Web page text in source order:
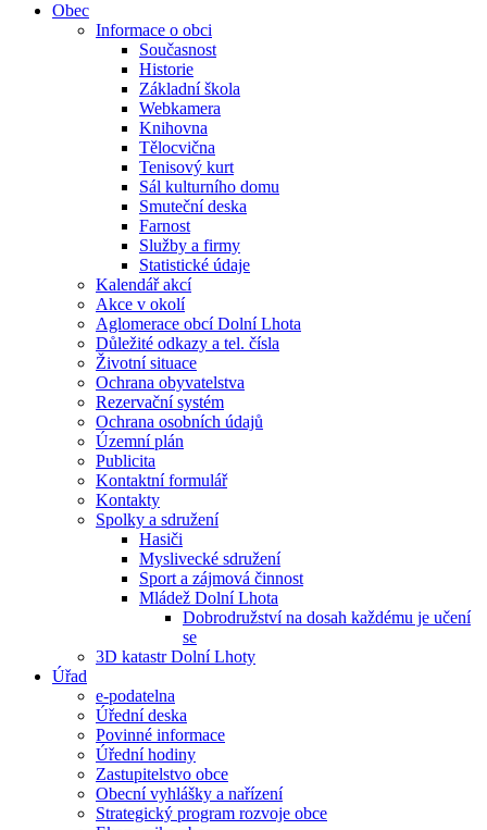
Obec
Informace o obci
Současnost
Historie
Základní škola
Webkamera
Knihovna
Tělocvična
Tenisový kurt
Sál kulturního domu
Smuteční deska
Farnost
Služby a firmy
Statistické údaje
Kalendář akcí
Akce v okolí
Aglomerace obcí Dolní Lhota
Důležité odkazy a tel. čísla
Životní situace
Ochrana obyvatelstva
Rezervační systém
Ochrana osobních údajů
Územní plán
Publicita
Kontaktní formulář
Kontakty
Spolky a sdružení
Hasiči
Myslivecké sdružení
Sport a zájmová činnost
Mládež Dolní Lhota
Dobrodružství na dosah každému je učení
se
3D katastr Dolní Lhoty
Úřad
e-podatelna
Úřední deska
Povinné informace
Úřední hodiny
Zastupitelstvo obce
Obecní vyhlášky a nařízení
Strategický program rozvoje obce